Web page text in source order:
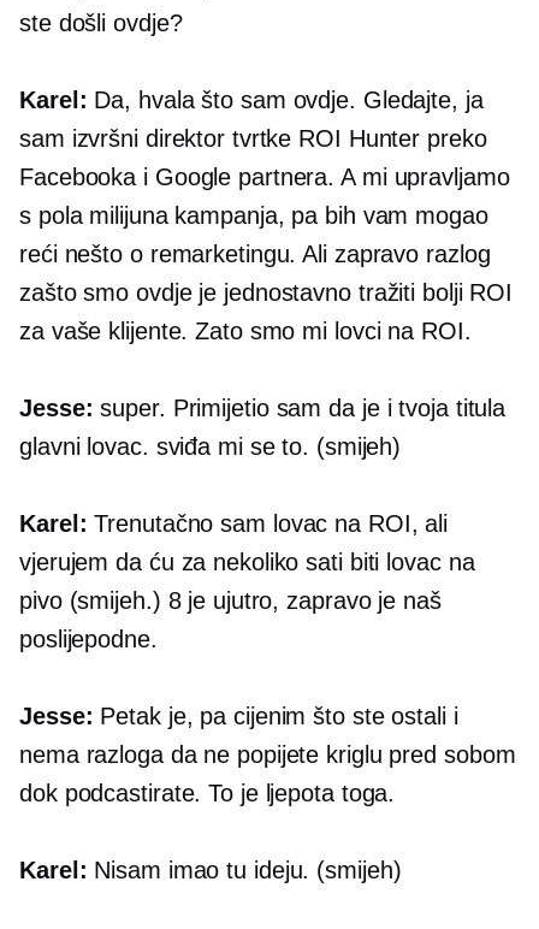
ste došli ovdje?
Karel: Da, hvala što sam ovdje. Gledajte, ja
sam izvršni direktor tvrtke ROI Hunter preko
Facebooka i Google partnera. A mi upravljamo
s pola milijuna kampanja, pa bih vam mogao
reći nešto o remarketingu. Ali zapravo razlog
zašto smo ovdje je jednostavno tražiti bolji ROI
za vaše klijente. Zato smo mi lovci na ROI.
Jesse: super. Primijetio sam da je i tvoja titula
glavni lovac. sviđa mi se to. (smijeh)
Karel: Trenutačno sam lovac na ROI, ali
vjerujem da ću za nekoliko sati biti lovac na
pivo (smijeh.) 8 je ujutro, zapravo je naš
poslijepodne.
Jesse: Petak je, pa cijenim što ste ostali i
nema razloga da ne popijete kriglu pred sobom
dok podcastirate. To je ljepota toga.
Karel: Nisam imao tu ideju. (smijeh)